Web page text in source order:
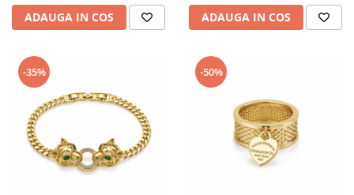
ADAUGA IN COS ADAUGA IN COS
-35% -50%